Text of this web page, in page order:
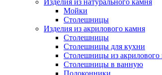
Изделия из натурального камня
Мойки
Столешницы
Изделия из акрилового камня
Столешницы
Столешницы для кухни
Столешницы из акрилового
Столешницы в ванную
Подоконники